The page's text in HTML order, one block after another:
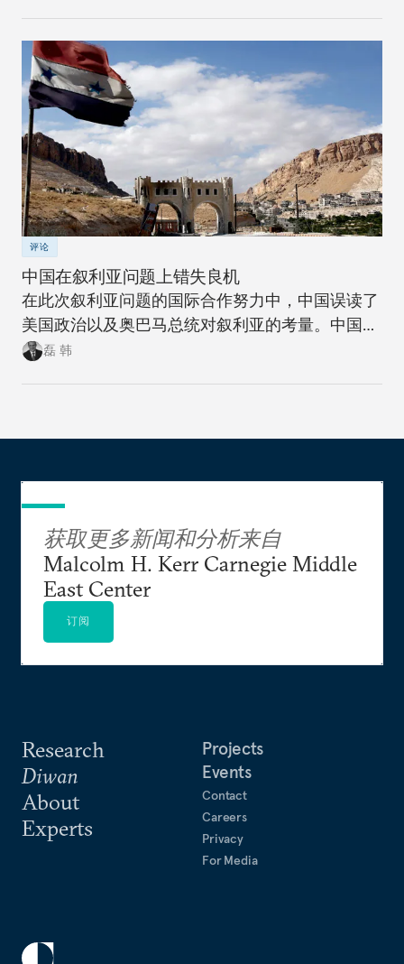
言与否决将远远不够。
评论
中国在叙利亚问题上错失良机
在此次叙利亚问题的国际合作努力中，中国误读了
美国政治以及奥巴马总统对叙利亚的考量。中国这
样做错失了展示其大国地位与建设性全球领袖角色
磊 韩
Research
Diwan
About
Experts
Projects
Events
Contact
Careers
Privacy
For Media
获取更多新闻和分析来自
Malcolm H. Kerr Carnegie Middle
East Center
订阅